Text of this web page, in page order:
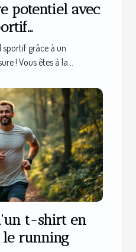
potentiel avec
grâce à un
! Vous êtes à la...
t-shirt en
running